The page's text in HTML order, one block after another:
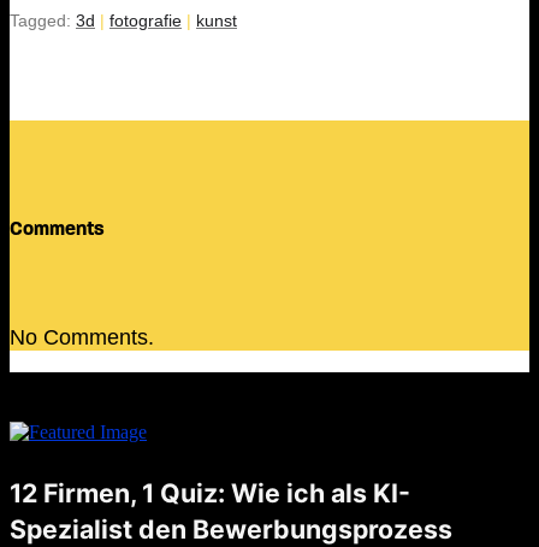
Tagged: 3d | fotografie | kunst
Comments
No Comments.
12 Firmen, 1 Quiz: Wie ich als KI-
Spezialist den Bewerbungsprozess